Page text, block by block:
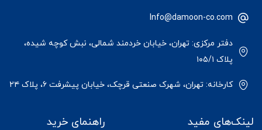
Info@damoon-co.com
دفتر مرکزی: تهران، خیابان خردمند شمالی، نبش کوچه شیده،
پلاک ۱۰۵/۱
کارخانه: تهران، شهرک صنعتی قرچک، خیابان پیشرفت ۶، پلاک ۲۴
لینک‌های مفید راهنمای خرید